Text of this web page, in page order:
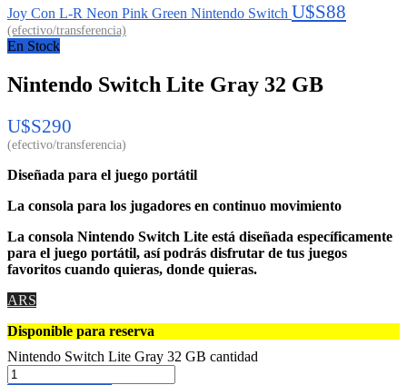
Joy Con L-R Neon Pink Green Nintendo Switch U$S88
En Stock
Nintendo Switch Lite Gray 32 GB
U$S290
Diseñada para el juego portátil
La consola para los jugadores en continuo movimiento
La consola Nintendo Switch Lite está diseñada específicamente
para el juego portátil, así podrás disfrutar de tus juegos
favoritos cuando quieras, donde quieras.
ARS
Disponible para reserva
Nintendo Switch Lite Gray 32 GB cantidad